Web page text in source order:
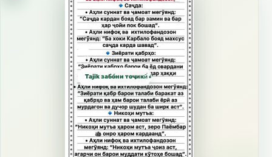
Tajik забо́ни тоҷикӣ́ الطاجيكية